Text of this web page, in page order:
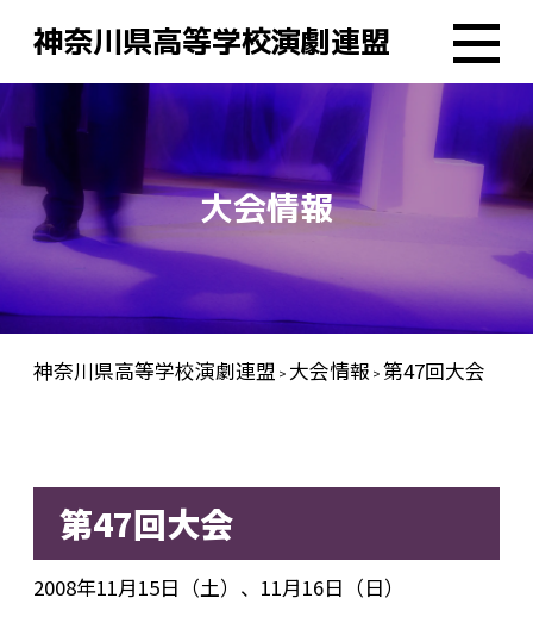
神奈川県高等学校演劇連盟
大会情報
神奈川県高等学校演劇連盟 > 大会情報 > 第47回大会
第47回大会
2008年11月15日（土）、11月16日（日）